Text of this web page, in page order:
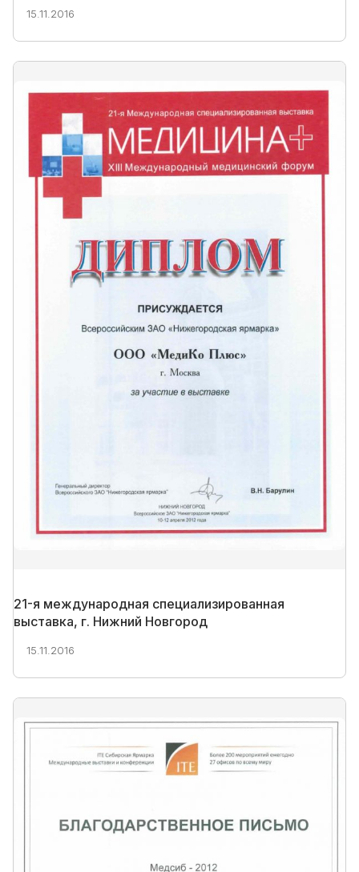
15.11.2016
21-я международная специализированная
выставка, г. Нижний Новгород
15.11.2016